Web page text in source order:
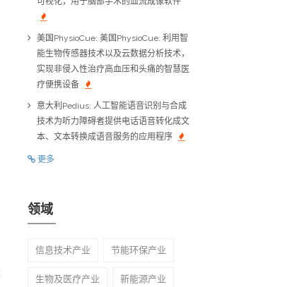
美国PhysioCue: 美国PhysioCue: 利用智
能生物传感器技术以及云数据分析技术，
实现非侵入性治疗高血压和头痛的智慧医
疗便携设备
意大利Pedius: 人工智能语音识别与合成
技术为听力障碍者提供电话语音转化成文
本、文本转换成语音服务的应用程序
更多
领域
信息技术产业 节能环保产业
生物及医疗产业 新能源产业